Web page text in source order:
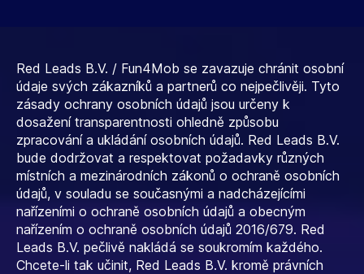
Red Leads B.V. / Fun4Mob se zavazuje chránit osobní
údaje svých zákazníků a partnerů co nejpečlivěji. Tyto
zásady ochrany osobních údajů jsou určeny k
dosažení transparentnosti ohledně způsobu
zpracování a ukládání osobních údajů. Red Leads B.V.
bude dodržovat a respektovat požadavky různých
místních a mezinárodních zákonů o ochraně osobních
údajů, v souladu se současnými a nadcházejícími
nařízeními o ochraně osobních údajů a obecným
nařízením o ochraně osobních údajů 2016/679. Red
Leads B.V. pečlivě nakládá se soukromím každého.
Chcete-li tak učinit, Red Leads B.V. kromě právních